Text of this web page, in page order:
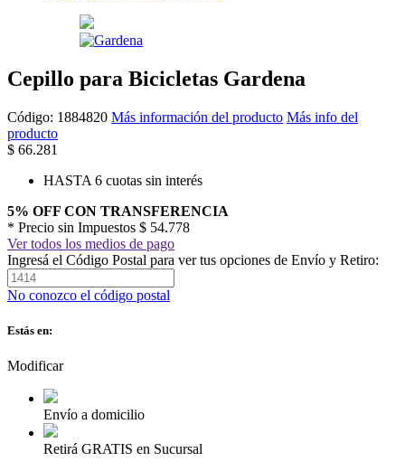
Cepillo para Bicicletas Gardena
Código: 1884820 Más información del producto Más info del
producto
$ 66.281
HASTA 6 cuotas sin interés
5% OFF CON TRANSFERENCIA
* Precio sin Impuestos $ 54.778
Ver todos los medios de pago
Ingresá el Código Postal para ver tus opciones de Envío y Retiro:
No conozco el código postal
Estás en:
Modificar
Envío a domicilio
Retirá GRATIS en Sucursal